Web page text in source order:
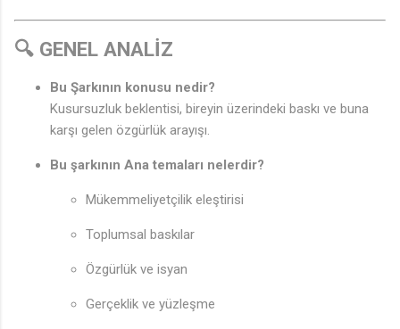
🔍 GENEL ANALİZ
Bu Şarkının konusu nedir?
Kusursuzluk beklentisi, bireyin üzerindeki baskı ve buna
karşı gelen özgürlük arayışı.
Bu şarkının Ana temaları nelerdir?
Mükemmeliyetçilik eleştirisi
Toplumsal baskılar
Özgürlük ve isyan
Gerçeklik ve yüzleşme